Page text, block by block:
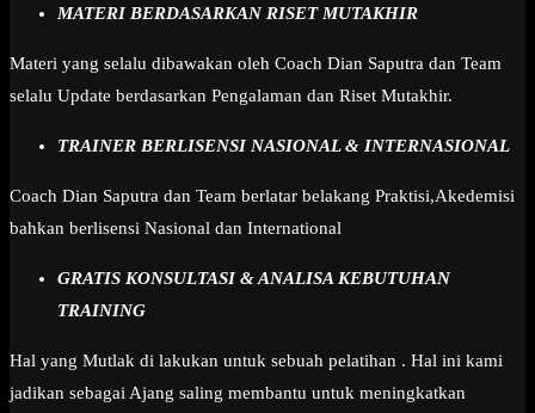
MATERI BERDASARKAN RISET MUTAKHIR
Materi yang selalu dibawakan oleh Coach Dian Saputra dan Team
selalu Update berdasarkan Pengalaman dan Riset Mutakhir.
TRAINER BERLISENSI NASIONAL & INTERNASIONAL
Coach Dian Saputra dan Team berlatar belakang Praktisi,Akedemisi
bahkan berlisensi Nasional dan International
GRATIS KONSULTASI & ANALISA KEBUTUHAN
TRAINING
Hal yang Mutlak di lakukan untuk sebuah pelatihan . Hal ini kami
jadikan sebagai Ajang saling membantu untuk meningkatkan